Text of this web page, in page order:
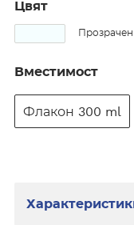
Цвят
Прозрачен
Вместимост
Флакон 300 ml